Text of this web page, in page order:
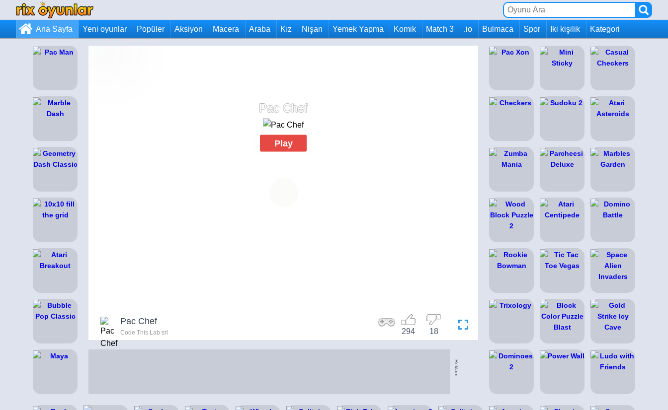
Ana Sayfa Yeni oyunlar Popüler Aksiyon Macera Araba Kız Nişan Yemek Yapma Komik Match 3 .io Bulmaca Spor Iki kişilik Kategori
Pac Chef
Play
Pac Chef
Code This Lab srl 18
294
Reklam